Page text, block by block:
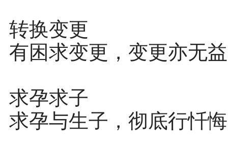
转换变更
有困求变更，变更亦无
求孕求子
求孕与生子，彻底行忏